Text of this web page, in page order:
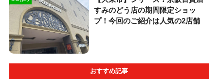
すみのどう店の期間限定ショッ
プ！今回のご紹介は人気の2店舗
おすすめ記事